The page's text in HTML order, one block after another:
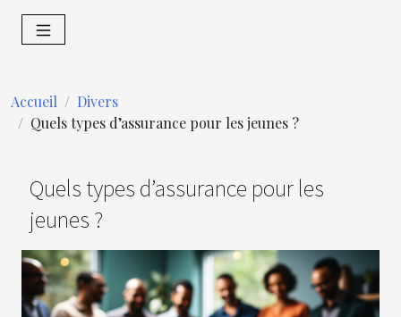
Accueil
Divers
Quels types d’assurance pour les jeunes ?
Quels types d’assurance pour les
jeunes ?